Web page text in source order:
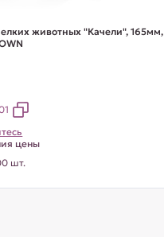
животных "Качели", 165мм,
цены
шт.